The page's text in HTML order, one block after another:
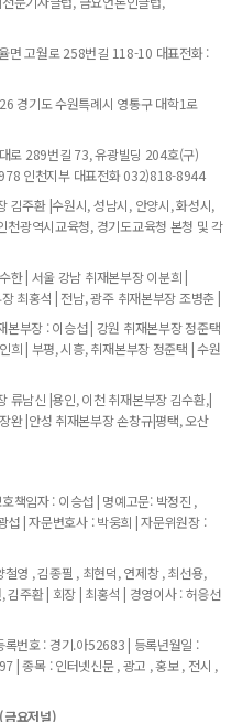
면 고월로 258번길 118-10 대표전화 :
경기도 수원특례시 영통구 대학1로
로 289번길 73, 유광빌딩 204호(구)
인천지부 대표전화 032)818-8944
김주환 |수원시, 성남시, 안양시, 화성시,
천광역시교육청, 경기도교육청 본청 및 각
한 | 서울 강남 취재본부장 이분희 |
최홍석 | 전남, 광주 취재본부장 조병춘 |
부장 : 이승섭 | 강원 취재본부장 정준택
희 | 부평, 시흥, 취재본부장 정준택 | 수원
류남신 |용인, 이천 취재본부장 김수환,|
완 |안성 취재본부장 손창규|평택, 오산
책임자 : 이승섭 | 명예고문: 박정진 ,
섭 | 자문변호사 : 박웅희 | 자문위원장 :
영 , 김종필 , 최현덕, 연제창 , 최선용,
김주환 | 회장 | 최홍석 | 경영이사 : 허응선
록번호 : 경기.아52683 | 등록년월일 :
| 종목 : 인터넷신문 , 광고 , 홍보 , 전시 ,
요저널)